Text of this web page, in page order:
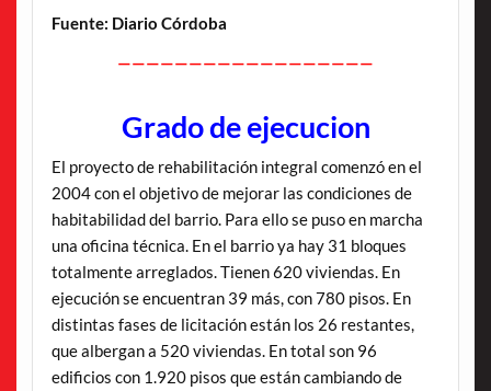
Fuente: Diario Córdoba
——————————————————
Grado de ejecucion
El proyecto de rehabilitación integral comenzó en el
2004 con el objetivo de mejorar las condiciones de
habitabilidad del barrio. Para ello se puso en marcha
una oficina técnica. En el barrio ya hay 31 bloques
totalmente arreglados. Tienen 620 viviendas. En
ejecución se encuentran 39 más, con 780 pisos. En
distintas fases de licitación están los 26 restantes,
que albergan a 520 viviendas. En total son 96
edificios con 1.920 pisos que están cambiando de